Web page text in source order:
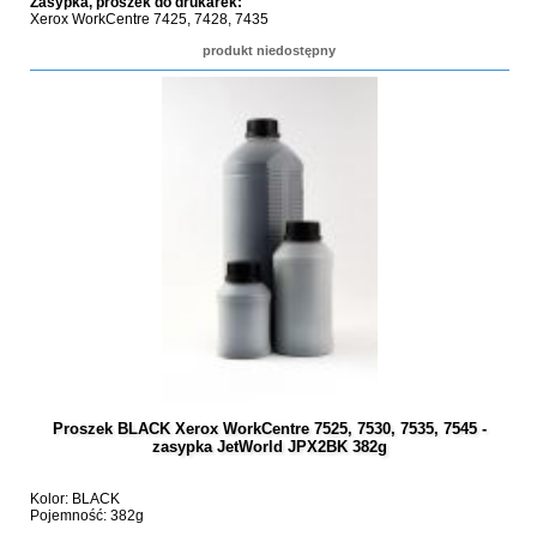
Xerox WorkCentre 7425, 7428, 7435
produkt niedostępny
Proszek BLACK Xerox WorkCentre 7525, 7530, 7535, 7545 -
zasypka JetWorld JPX2BK 382g
Kolor: BLACK
Pojemność: 382g